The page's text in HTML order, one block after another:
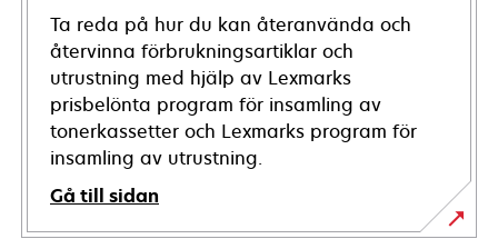
Ta reda på hur du kan återanvända och
återvinna förbrukningsartiklar och
utrustning med hjälp av Lexmarks
prisbelönta program för insamling av
tonerkassetter och Lexmarks program för
insamling av utrustning.
Gå till sidan